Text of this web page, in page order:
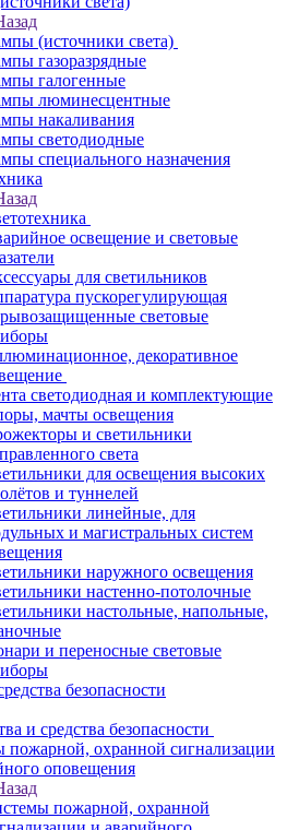
(источники света)
газоразрядные
галогенные
люминесцентные
накаливания
светодиодные
специального назначения
освещение и световые
для светильников
пускорегулирующая
световые
декоративное
светодиодная и комплектующие
мачты освещения
и светильники
света
для освещения высоких
и туннелей
линейные, для
и магистральных систем
наружного освещения
настенно-потолочные
настольные, напольные,
и переносные световые
безопасности
и средства безопасности
пожарной, охранной сигнализации
оповещения
пожарной, охранной